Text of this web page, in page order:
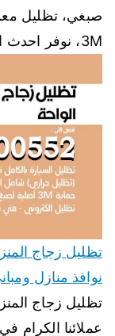
صبغي، تظليل
3M، نوفر احدث الوسائل و الأجهزة للعمل…
نوافذ منازل
تظليل زجاج
عملائنا